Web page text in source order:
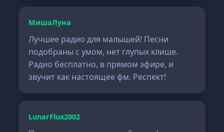
МишаЛуна
Лучшее радио для малышей! Песни
подобраны с умом, нет глупых клише.
Радио бесплатно, в прямом эфире, и
звучит как настоящее фм. Респект!
LunarFlux2002